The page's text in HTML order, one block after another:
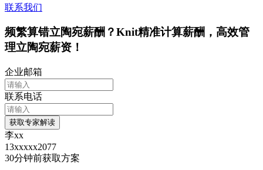
联系我们
频繁算错立陶宛薪酬？Knit精准计算薪酬，高效管
理立陶宛薪资！
企业邮箱
联系电话
获取专家解读
李xx
13xxxxx2077
30分钟前获取方案